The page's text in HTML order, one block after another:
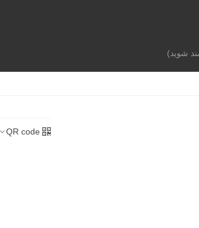
تماس با ما
QR code
شوید)